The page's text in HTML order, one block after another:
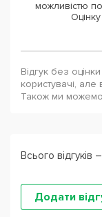
можливістю
Оцінку
Відгук без
користувачі,
Також ми
Всього відгуків
Додати